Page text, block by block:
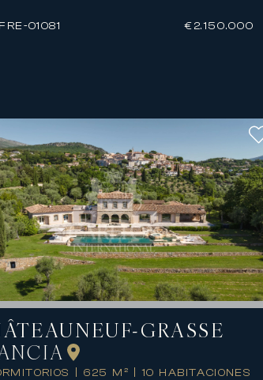
FRE-01081 €2.150.000
GRASSE
625 M² 10 HABITACIONES